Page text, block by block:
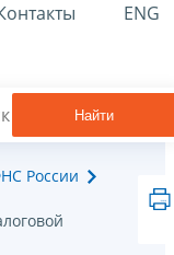
ENG
Найти
России